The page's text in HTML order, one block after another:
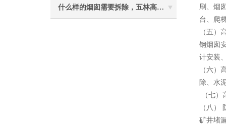
什么样的烟囱需要拆除，五林高空烟囱拆除讲与你听
刷、烟
台、爬
（五）
钢烟囱
计安装
（六）
除、水
（七）
（八）
矿井堵